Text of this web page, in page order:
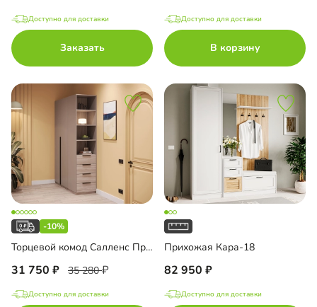
Доступно для доставки
Заказать
Доступно для доставки
В корзину
-10%
Торцевой комод Салленс Премиум с полками
31 750 35 280
Доступно для доставки
Прихожая Кара-18
82 950
Доступно для доставки